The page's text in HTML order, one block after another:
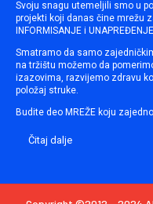
Svoju snagu utemeljili smo u
projekti koji danas čine mrežu
INFORMISANJE i
Smatramo da samo
na tržištu možemo da
izazovima, razvijemo zdravu
položaj struke.
Budite deo MREŽE koju
Čitaj dalje